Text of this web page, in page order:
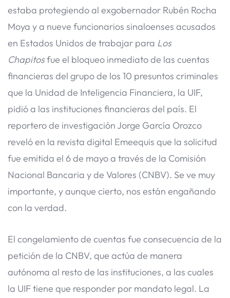
estaba protegiendo al exgobernador Rubén Rocha
Moya y a nueve funcionarios sinaloenses acusados
en Estados Unidos de trabajar para Los
Chapitosfue el bloqueo inmediato de las cuentas
financieras del grupo de los 10 presuntos criminales
que la Unidad de Inteligencia Financiera, la UIF,
pidió a las instituciones financieras del país. El
reportero de investigación Jorge García Orozco
reveló en la revista digital Emeequis que la solicitud
fue emitida el 6 de mayo a través de la Comisión
Nacional Bancaria y de Valores (CNBV). Se ve muy
importante, y aunque cierto, nos están engañando
con la verdad.
El congelamiento de cuentas fue consecuencia de la
petición de la CNBV, que actúa de manera
autónoma al resto de las instituciones, a las cuales
la UIF tiene que responder por mandato legal. La